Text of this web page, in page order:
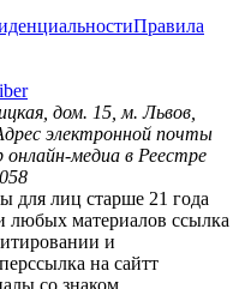
Правила
дом. 15, м. Львов,
электронной почты
медиа в Реестре
для лиц старше 21 года
любых материалов ссылка
и
на сайтт
со знаком